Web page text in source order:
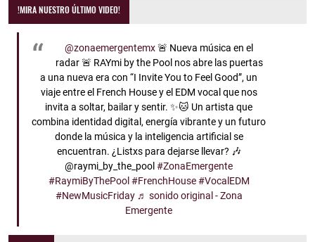
!MIRA NUESTRO ÚLTIMO VIDEO!
@zonaemergentemx🚨 Nueva música en el
radar 🚨 RAYmi by the Pool nos abre las puertas
a una nueva era con “I Invite You to Feel Good”, un
viaje entre el French House y el EDM vocal que nos
invita a soltar, bailar y sentir. ✨🐱 Un artista que
combina identidad digital, energía vibrante y un futuro
donde la música y la inteligencia artificial se
encuentran. ¿Listxs para dejarse llevar? 🎶
@raymi_by_the_pool#ZonaEmergente
#RaymiByThePool #FrenchHouse #VocalEDM
#NewMusicFriday ♬ sonido original - Zona
Emergente